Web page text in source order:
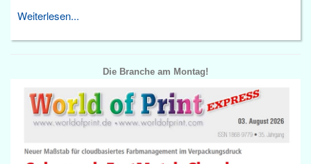
Weiterlesen...
Die Branche am Montag!